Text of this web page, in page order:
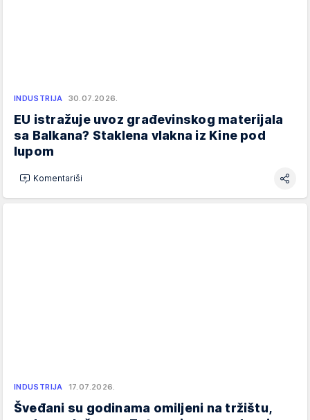
INDUSTRIJA 30.07.2026.
EU istražuje uvoz građevinskog materijala
sa Balkana? Staklena vlakna iz Kine pod
lupom
Komentariši
INDUSTRIJA 17.07.2026.
Šveđani su godinama omiljeni na tržištu,